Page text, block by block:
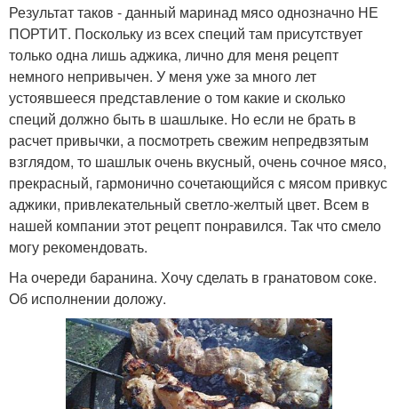
Результат таков - данный маринад мясо однозначно НЕ
ПОРТИТ. Поскольку из всех специй там присутствует
только одна лишь аджика, лично для меня рецепт
немного непривычен. У меня уже за много лет
устоявшееся представление о том какие и сколько
специй должно быть в шашлыке. Но если не брать в
расчет привычки, а посмотреть свежим непредвзятым
взглядом, то шашлык очень вкусный, очень сочное мясо,
прекрасный, гармонично сочетающийся с мясом привкус
аджики, привлекательный светло-желтый цвет. Всем в
нашей компании этот рецепт понравился. Так что смело
могу рекомендовать.
На очереди баранина. Хочу сделать в гранатовом соке.
Об исполнении доложу.